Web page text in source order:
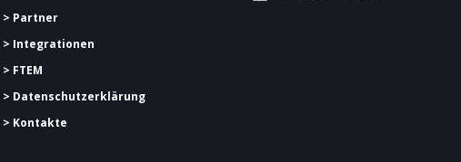
> Partner
> Integrationen
> FTEM
> Datenschutzerklärung
> Kontakte